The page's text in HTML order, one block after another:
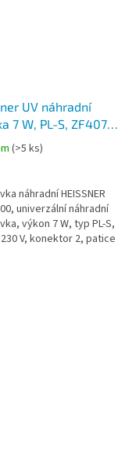
UV náhradní
7 W, PL-S, ZF407-
(>5 ks)
náhradní HEISSNER
univerzální náhradní
výkon 7 W, typ PL-S,
V, konektor 2, patice